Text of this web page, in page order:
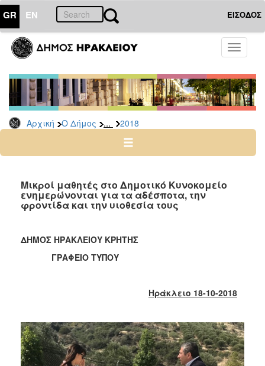
GR EN ΕΙΣΟΔΟΣ
Toggle
Αρχική Ο Δήμος ... 2018
ΔΗΜΟΣ
Δελτία
Τύπου
Αρχείο
2026
2024
2022
2015
2013
2012
Μικροί μαθητές στο Δημοτικό Κυνοκομείο
ενημερώνονται για τα αδέσποτα, την
φροντίδα και την υιοθεσία τους
ΔΗΜΟΣ ΗΡΑΚΛΕΙΟΥ ΚΡΗΤΗΣ
ΓΡΑΦΕΙΟ ΤΥΠΟΥ
Ηράκλειο 18-10-2018